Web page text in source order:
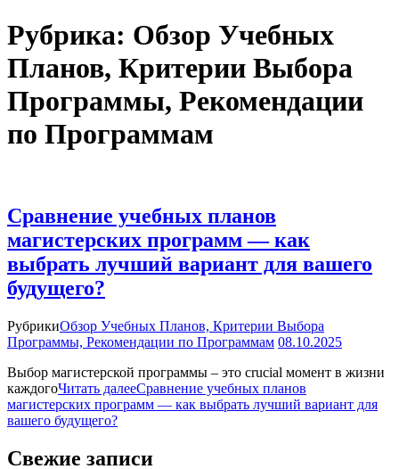
Рубрика: Обзор Учебных
Планов, Критерии Выбора
Программы, Рекомендации
по Программам
Сравнение учебных планов
магистерских программ — как
выбрать лучший вариант для вашего
будущего?
РубрикиОбзор Учебных Планов, Критерии Выбора
Программы, Рекомендации по Программам 08.10.2025
Выбор магистерской программы – это crucial момент в жизни
каждогоЧитать далееСравнение учебных планов
магистерских программ — как выбрать лучший вариант для
вашего будущего?
Свежие записи